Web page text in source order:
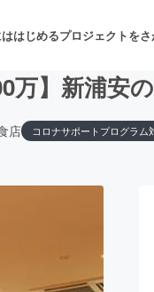
はじめるプロジェクトを
舞台・パフ
万】新浦安
店 コロナサポートプログラム